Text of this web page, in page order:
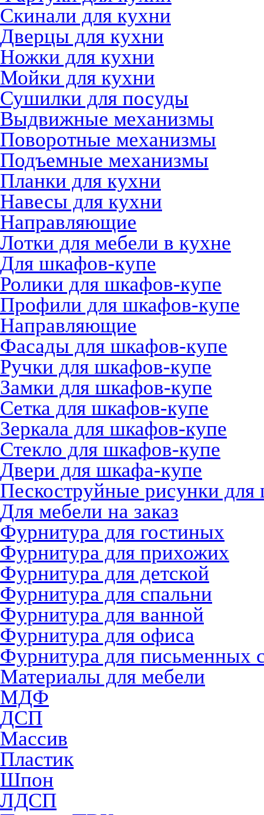
Скинали для кухни
Дверцы для кухни
Ножки для кухни
Мойки для кухни
Сушилки для посуды
Выдвижные механизмы
Поворотные механизмы
Подъемные механизмы
Планки для кухни
Навесы для кухни
Направляющие
Лотки для мебели в кухне
Для шкафов-купе
Ролики для шкафов-купе
Профили для шкафов-купе
Направляющие
Фасады для шкафов-купе
Ручки для шкафов-купе
Замки для шкафов-купе
Сетка для шкафов-купе
Зеркала для шкафов-купе
Стекло для шкафов-купе
Двери для шкафа-купе
Пескоструйные рисунки
Для мебели на заказ
Фурнитура для гостиных
Фурнитура для прихожих
Фурнитура для детской
Фурнитура для спальни
Фурнитура для ванной
Фурнитура для офиса
Фурнитура для письменных
Материалы для мебели
МДФ
ДСП
Массив
Пластик
Шпон
ЛДСП